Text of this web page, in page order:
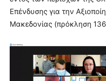
Επένδυσης για την
Μακεδονίας (πρόκληση